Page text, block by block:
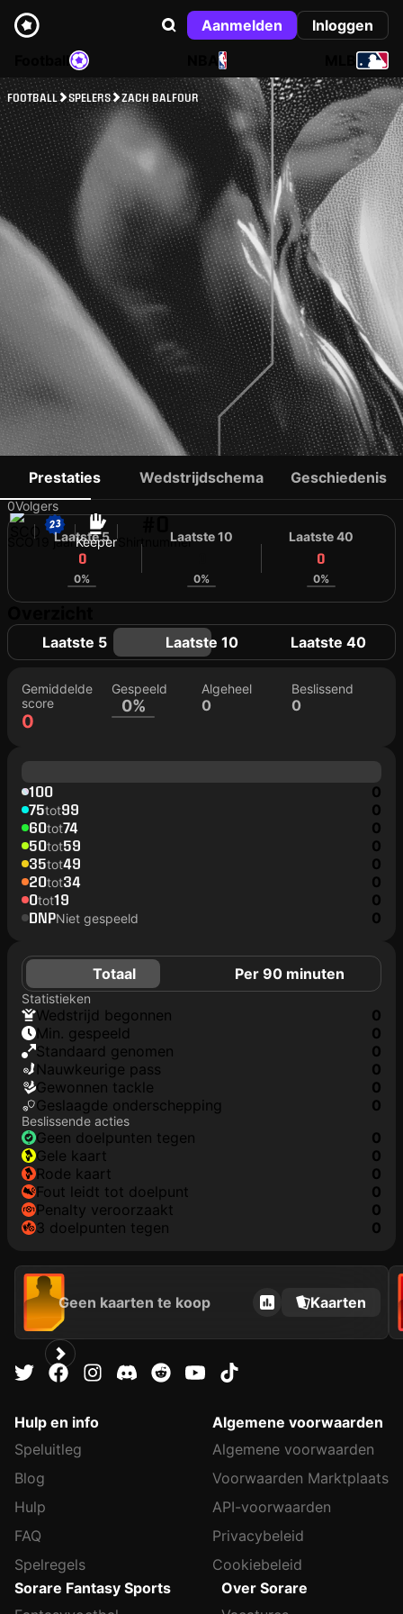
Aanmelden
Inloggen
NBA
FOOTBALL SPELERS ZACH BALFOUR
ZACH BALFOUR
0Volgers
19 jaarKeeper Shirtnummer
Prestaties Wedstrijdschema Geschiedenis
Laatste 5
0
0%
Laatste 10
0%
Laatste 40
0
0%
Laatste 5 Laatste 10 Laatste 40
Gemiddelde
score
0
Gespeeld
0%
Algeheel
0
Beslissend
0
100 0
75tot99 0
60tot74 0
50tot59 0
35tot49 0
20tot34 0
0tot19 0
DNPNiet gespeeld 0
Totaal Per 90 minuten
Statistieken
wedstrijd begonnen
0
min. gespeeld
0
Standaard genomen
0
nauwkeurige pass
0
gewonnen tackle
0
geslaagde onderschepping
0
Beslissende acties
geen doelpunten tegen
0
gele kaart
0
rode kaart
0
fout leidt tot doelpunt
0
penalty veroorzaakt
0
3 doelpunten tegen
0
Geen kaarten te koop Kaarten
Hulp en info
Speluitleg
Blog
Hulp
FAQ
Spelregels
Algemene voorwaarden
Algemene voorwaarden
Voorwaarden Marktplaats
API-voorwaarden
Privacybeleid
Cookiebeleid
Sorare Fantasy Sports
Over Sorare